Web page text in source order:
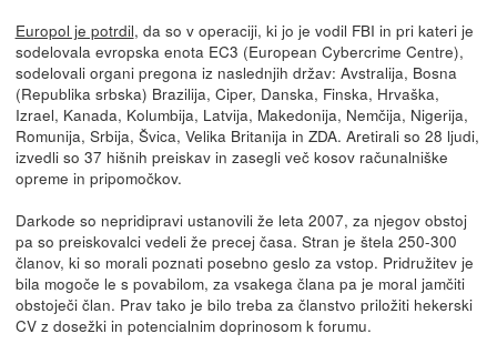
Europol je potrdil, da so v operaciji, ki jo je vodil FBI in pri kateri je
sodelovala evropska enota EC3 (European Cybercrime Centre),
sodelovali organi pregona iz naslednjih držav: Avstralija, Bosna
(Republika srbska) Brazilija, Ciper, Danska, Finska, Hrvaška,
Izrael, Kanada, Kolumbija, Latvija, Makedonija, Nemčija, Nigerija,
Romunija, Srbija, Švica, Velika Britanija in ZDA. Aretirali so 28 ljudi,
izvedli so 37 hišnih preiskav in zasegli več kosov računalniške
opreme in pripomočkov.
Darkode so nepridipravi ustanovili že leta 2007, za njegov obstoj
pa so preiskovalci vedeli že precej časa. Stran je štela 250-300
članov, ki so morali poznati posebno geslo za vstop. Pridružitev je
bila mogoče le s povabilom, za vsakega člana pa je moral jamčiti
obstoječi član. Prav tako je bilo treba za članstvo priložiti hekerski
CV z dosežki in potencialnim doprinosom k forumu.